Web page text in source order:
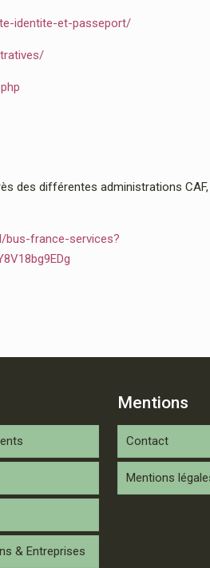
identite-et-passeport/
des différentes administrations
bus-france-services?
& Entreprises
Mentions
Contact
Mentions